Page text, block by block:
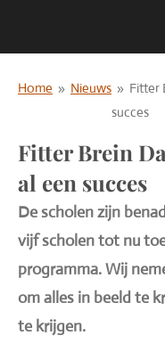
deHome » Nieuws » Fitter
succes
Fitter Brein
al een succes
De scholen zijn
vijf scholen tot nu
programma. Wij
om alles in beeld te
te krijgen.